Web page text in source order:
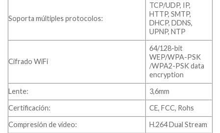
Soporta múltiples protocolos:
TCP/UDP, IP,
HTTP, SMTP,
DHCP, DDNS,
UPNP, NTP
Cifrado WiFi
64/128-bit
WEP/WPA-PSK
/WPA2-PSK data
encryption
Lente:
3,6mm
Certificación:
CE, FCC, Rohs
Compresión de vídeo:
H.264 Dual Stream